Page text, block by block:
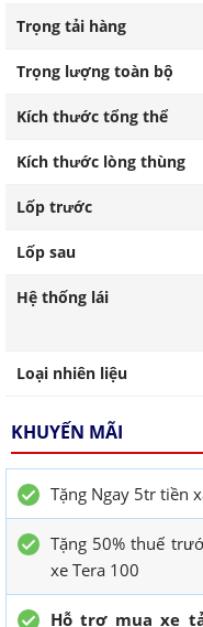
Trọng tải hàng
Trọng lượng toàn bộ
Kích thước tổng thể
Kích thước lòng thùng
Lốp trước
Lốp sau
Hệ thống lái
Loại nhiên liệu
KHUYẾN MÃI
Tặng Ngay 5tr tiền
Tặng 50% thuế
xe Tera 100
Hỗ trợ mua xe